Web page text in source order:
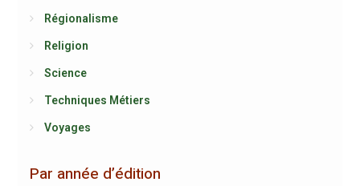
Régionalisme
Religion
Science
Techniques Métiers
Voyages
Par année d’édition